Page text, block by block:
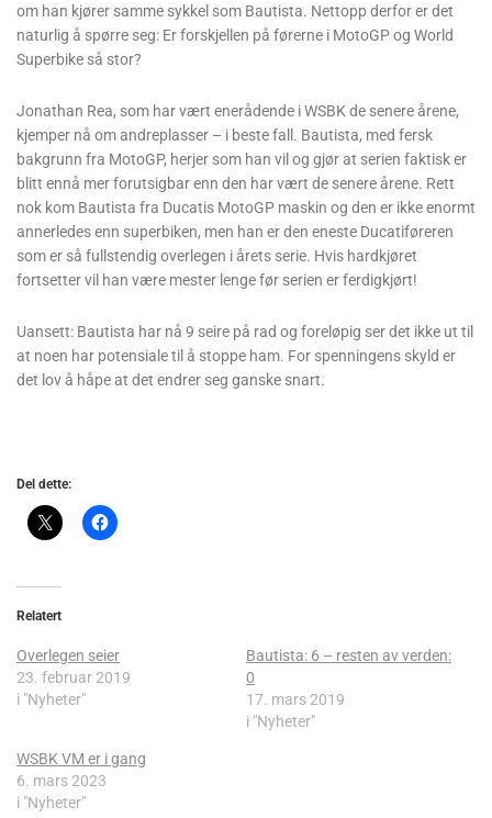
om han kjører samme sykkel som Bautista. Nettopp derfor er det
naturlig å spørre seg: Er forskjellen på førerne i MotoGP og World
Superbike så stor?
Jonathan Rea, som har vært enerådende i WSBK de senere årene,
kjemper nå om andreplasser – i beste fall. Bautista, med fersk
bakgrunn fra MotoGP, herjer som han vil og gjør at serien faktisk er
blitt ennå mer forutsigbar enn den har vært de senere årene. Rett
nok kom Bautista fra Ducatis MotoGP maskin og den er ikke enormt
annerledes enn superbiken, men han er den eneste Ducatiføreren
som er så fullstendig overlegen i årets serie. Hvis hardkjøret
fortsetter vil han være mester lenge før serien er ferdigkjørt!
Uansett: Bautista har nå 9 seire på rad og foreløpig ser det ikke ut til
at noen har potensiale til å stoppe ham. For spenningens skyld er
det lov å håpe at det endrer seg ganske snart.
Del dette:
Relatert
Overlegen seier
23. februar 2019
i "Nyheter"
Bautista: 6 – resten av verden:
0
17. mars 2019
i "Nyheter"
WSBK VM er i gang
6. mars 2023
i "Nyheter"